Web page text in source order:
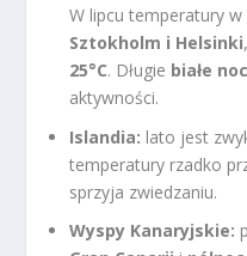
W lipcu temperatury w
Sztokholm i Helsinki
25°C. Długie białe
aktywności.
Islandia: lato jest
temperatury rzadko
sprzyja zwiedzaniu.
Wyspy Kanaryjskie: